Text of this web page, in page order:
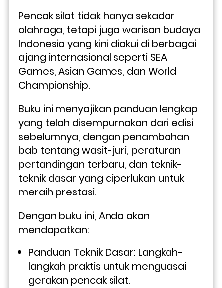
Pencak silat tidak hanya sekadar
olahraga, tetapi juga warisan budaya
Indonesia yang kini diakui di berbagai
ajang internasional seperti SEA
Games, Asian Games, dan World
Championship.
Buku ini menyajikan panduan lengkap
yang telah disempurnakan dari edisi
sebelumnya, dengan penambahan
bab tentang wasit-juri, peraturan
pertandingan terbaru, dan teknik-
teknik dasar yang diperlukan untuk
meraih prestasi.
Dengan buku ini, Anda akan
mendapatkan:
Panduan Teknik Dasar: Langkah-
langkah praktis untuk menguasai
gerakan pencak silat.